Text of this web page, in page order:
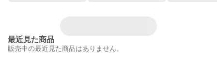
最近見た商品
販売中の最近見た商品はありません。